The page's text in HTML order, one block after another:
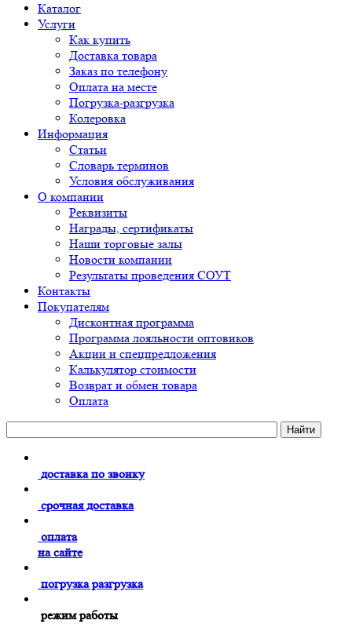
Каталог
Услуги
Как купить
Доставка товара
Заказ по телефону
Оплата на месте
Погрузка-разгрузка
Колеровка
Информация
Статьи
Словарь терминов
Условия обслуживания
О компании
Реквизиты
Награды, сертификаты
Наши торговые залы
Новости компании
Результаты проведения СОУТ
Контакты
Покупателям
Дисконтная программа
Программа лояльности оптовиков
Акции и спецпредложения
Калькулятор стоимости
Возврат и обмен товара
Оплата
доставка по звонку
срочная доставка
оплата
на сайте
погрузка разгрузка
режим работы